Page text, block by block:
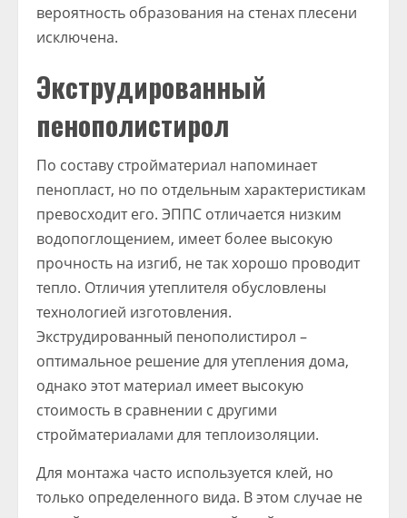
вероятность образования на стенах плесени
исключена.
Экструдированный
пенополистирол
По составу стройматериал напоминает
пенопласт, но по отдельным характеристикам
превосходит его. ЭППС отличается низким
водопоглощением, имеет более высокую
прочность на изгиб, не так хорошо проводит
тепло. Отличия утеплителя обусловлены
технологией изготовления.
Экструдированный пенополистирол –
оптимальное решение для утепления дома,
однако этот материал имеет высокую
стоимость в сравнении с другими
стройматериалами для теплоизоляции.
Для монтажа часто используется клей, но
только определенного вида. В этом случае не